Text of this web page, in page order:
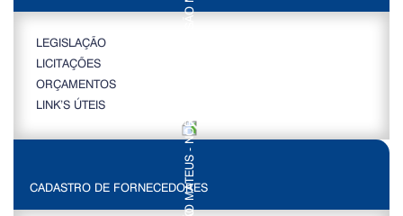
LEGISLAÇÃO
LICITAÇÕES
ORÇAMENTOS
LINK’S ÚTEIS
CADASTRO DE FORNECEDORES